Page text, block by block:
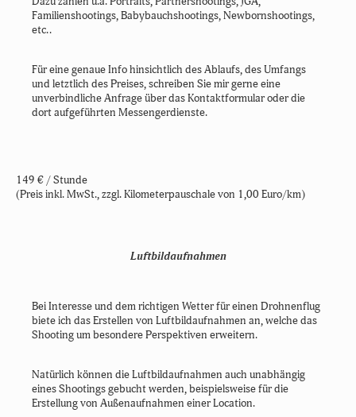
Familienshootings, Babybauchshootings, Newbornshootings,
etc..
Für eine genaue Info hinsichtlich des Ablaufs, des Umfangs
und letztlich des Preises, schreiben Sie mir gerne eine
unverbindliche Anfrage über das Kontaktformular oder die
dort aufgeführten Messengerdienste.
149 € / Stunde
(Preis inkl. MwSt., zzgl.Kilometerpauschale von 1,00 Euro/km)
Luftbildaufnahmen
Bei Interesse und dem richtigen Wetter für einen Drohnenflug
biete ich das Erstellen von Luftbildaufnahmen an, welche das
Shooting um besondere Perspektiven erweitern.
Natürlich können die Luftbildaufnahmen auch unabhängig
eines Shootings gebucht werden, beispielsweise für die
Erstellung von Außenaufnahmen einer Location.